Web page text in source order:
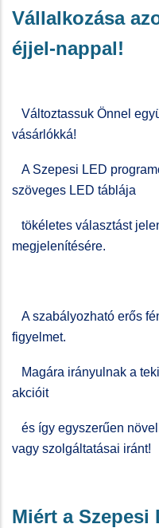
Vállalkozása
éjjel-nappal!
Változtassuk Önnel
vásárlókká!
A Szepesi LED
szöveges LED táblája
tökéletes választást
megjelenítésére.
A szabályozható erős
figyelmet.
Magára irányulnak a
akcióit
és így egyszerűen
vagy szolgáltatásai iránt!
Miért a Szepesi